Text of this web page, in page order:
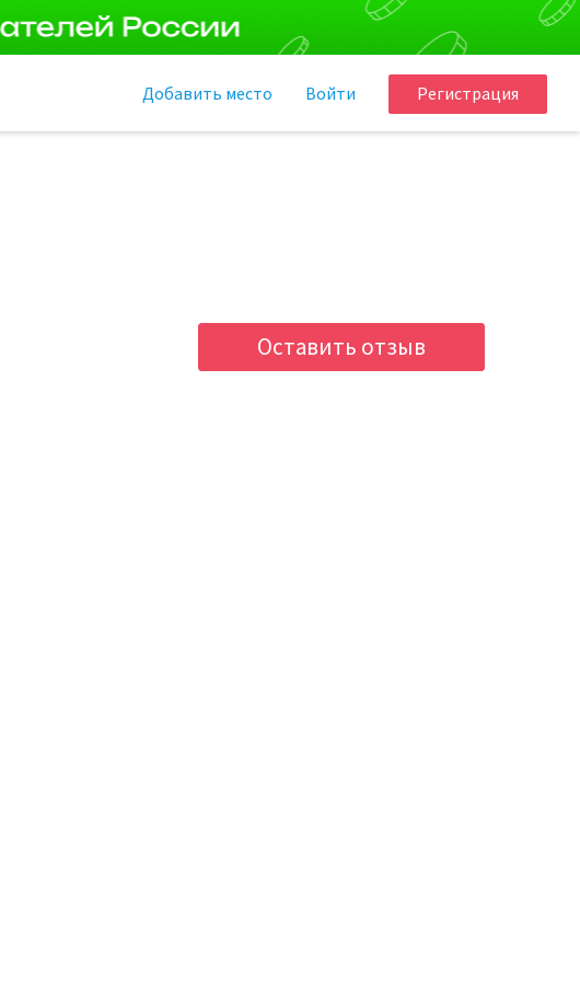
Регистрация
Войти
Добавить место
Оставить отзыв